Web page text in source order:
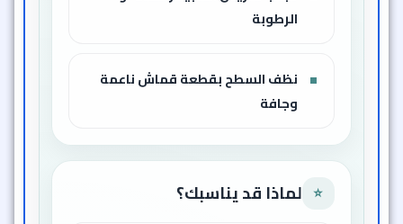
الرطوبة
نظف السطح بقطعة قماش ناعمة
وجافة
⭐ لماذا قد يناسبك؟